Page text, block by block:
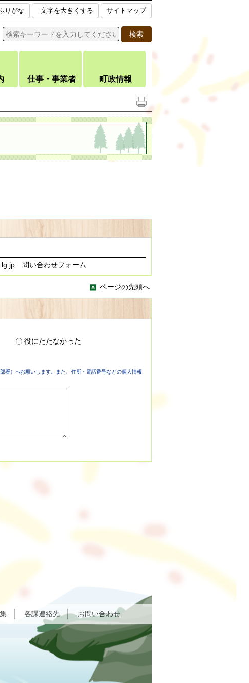
りがな 文字を大きくする サイトマップ
仕事・事業者 町政情報
問い合わせフォーム
ページの先頭へ
役にたたなかった
署）へお願いします。また、住所・電話番号などの個人情報
各課連絡先 お問い合わせ